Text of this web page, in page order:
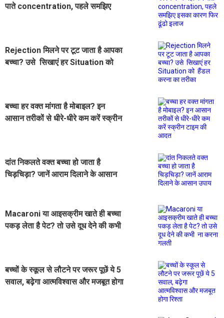
पाते concentration, पहले समझिए
Rejection मिलने पर टूट जाता है आपका
बच्चा? उसे सिखाएं हर Situation को
बच्चा हर वक्त मांगता है मोबाइल? इन
आसान तरीकों से धीरे-धीरे कम करें स्क्रीन
दांत निकलते वक्त बच्चा हो जाता है
चिड़चिड़ा? जानें आराम दिलाने के आसान
Macaroni या आइसक्रीम खाते ही बच्चा
पकड़ लेता है पेट? तो उसे दूध देने की कभी
बच्चों के स्कूल से लौटने पर जरूर पूछें ये 5
सवाल, बढ़ेगा आत्मविश्वास और मजबूत होगा